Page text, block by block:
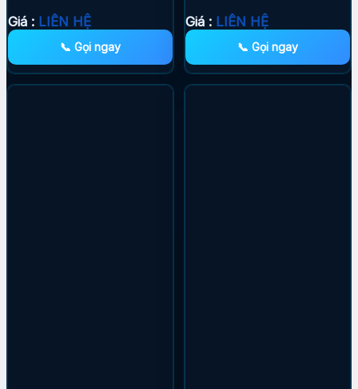
Giá : LIÊN HỆ
📞 Gọi ngay
Giá : LIÊN HỆ
📞 Gọi ngay